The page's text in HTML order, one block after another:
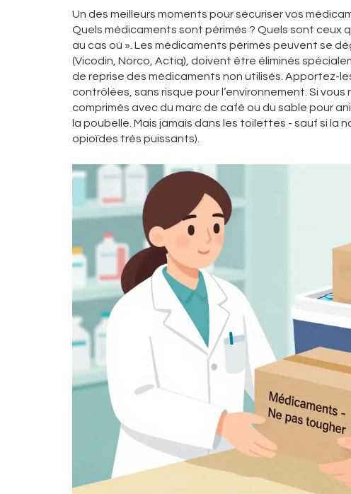
Un des meilleurs moments pour sécuriser vos
Quels médicaments sont périmés ? Quels sont ceux
au cas où ». Les médicaments périmés peuvent se
(Vicodin, Norco, Actiq), doivent être éliminés
de reprise des médicaments non utilisés. Apportez-
contrôlées, sans risque pour l’environnement. Si
comprimés avec du marc de café ou du sable pour
la poubelle. Mais jamais dans les toilettes - sauf si
opioïdes très puissants).